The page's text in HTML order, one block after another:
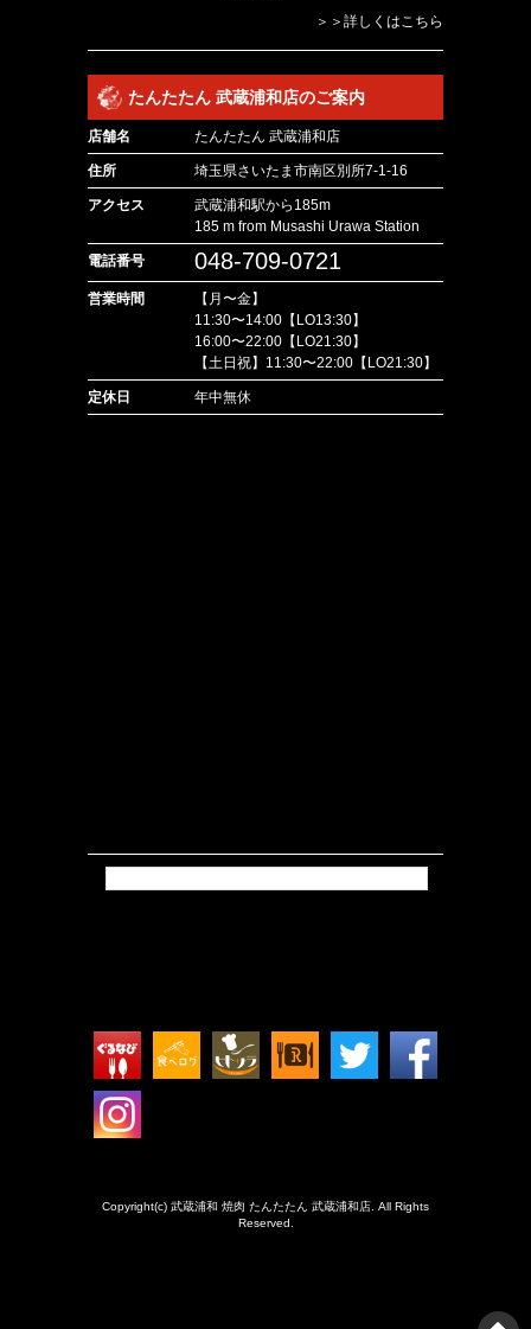
＞＞詳しくはこちら
たんたたん 武蔵浦和店のご案内
店舗名 たんたたん 武蔵浦和店
住所 埼玉県さいたま市南区別所7-1-16
アクセス
武蔵浦和駅から185m
185 m from Musashi Urawa Station
電話番号 048-709-0721
営業時間
【月〜金】
11:30〜14:00【LO13:30】
16:00〜22:00【LO21:30】
【土日祝】11:30〜22:00【LO21:30】
定休日 年中無休
Copyright(c) 武蔵浦和 焼肉 たんたたん 武蔵浦和店. All Rights
Reserved.